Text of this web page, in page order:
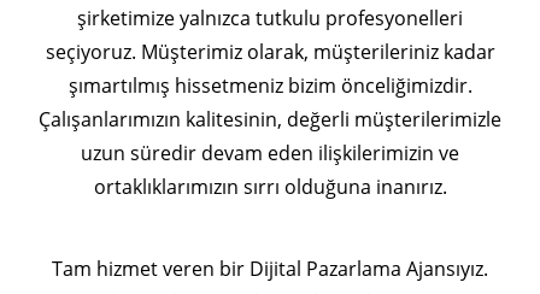
şirketimize yalnızca tutkulu profesyonelleri
seçiyoruz. Müşterimiz olarak, müşterileriniz kadar
şımartılmış hissetmeniz bizim önceliğimizdir.
Çalışanlarımızın kalitesinin, değerli müşterilerimizle
uzun süredir devam eden ilişkilerimizin ve
ortaklıklarımızın sırrı olduğuna inanırız.
Tam hizmet veren bir Dijital Pazarlama Ajansıyız.